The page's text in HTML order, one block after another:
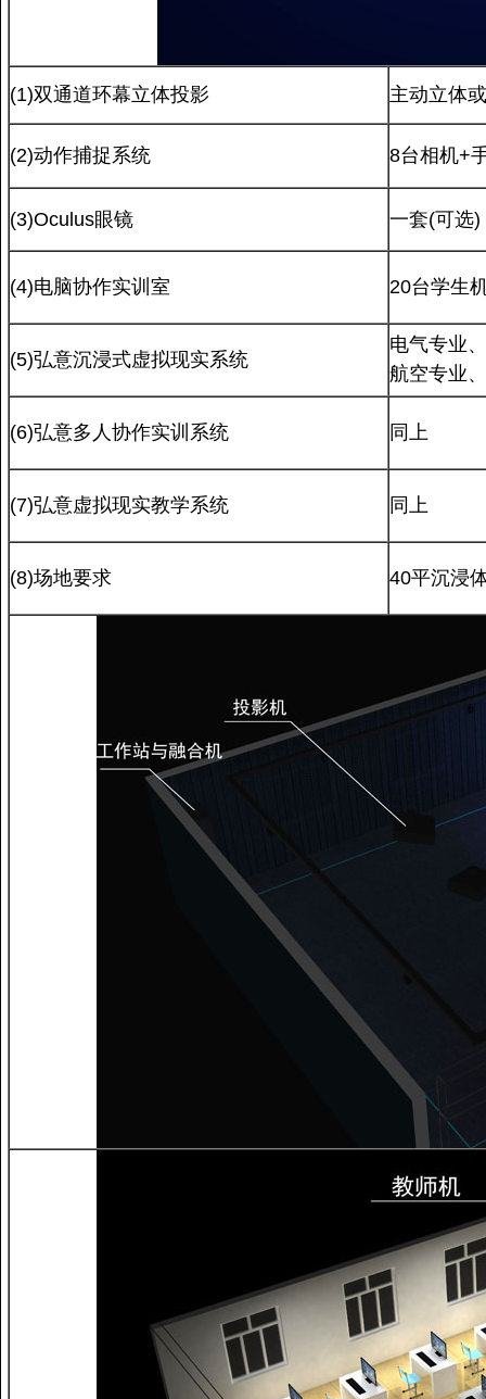
(1)双通道环幕立体投影 主动立体
(2)动作捕捉系统 8台相机+
(3)Oculus眼镜 一套(可选)
(4)电脑协作实训室 20台学生
(5)弘意沉浸式虚拟现实系统
电气专业
航空专业
(6)弘意多人协作实训系统 同上
(7)弘意虚拟现实教学系统 同上
(8)场地要求 40平沉浸